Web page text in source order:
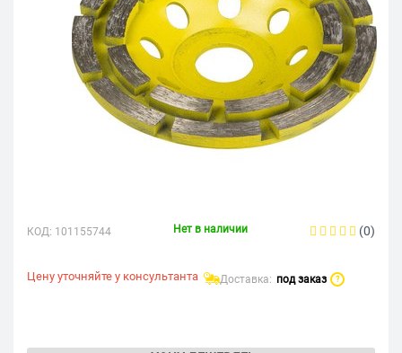
КОД: 101155744 Нет в наличии (0)
Цену уточняйте у консультанта Доставка: под заказ ?